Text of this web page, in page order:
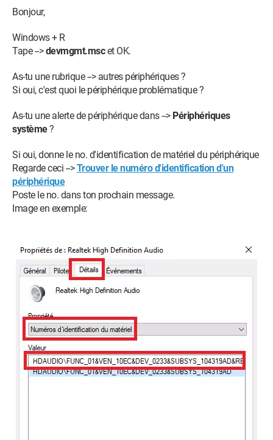
Bonjour,
Windows + R
Tape -->devmgmt.mscet OK.
As-tu une rubrique --> autres périphériques ?
Si oui, c'est quoi le périphérique problématique ?
As-tu une alerte de périphérique dans --> Périphériques
système?
Si oui, donne le no. d'identification de matériel du périphérique
Regarde ceci -->Trouver le numéro d'identification d'un
périphérique
Poste le no. dans ton prochain message.
Image en exemple: